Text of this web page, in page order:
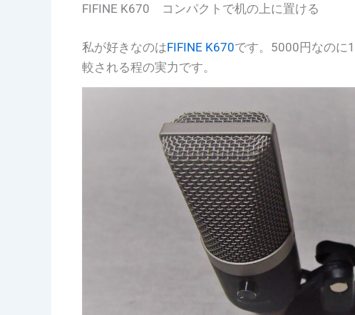
FIFINE K670 コンパクトで机の上に置ける
私が好きなのはFIFINE K670です。5000円なのに
較される程の実力です。